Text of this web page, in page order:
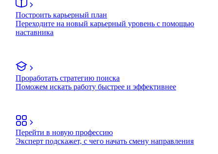
Построить карьерный план
Переходите на новый карьерный уровень с помощью
наставника
Проработать стратегию поиска
Поможем искать работу быстрее и эффективнее
Перейти в новую профессию
Эксперт подскажет, с чего начать смену направления